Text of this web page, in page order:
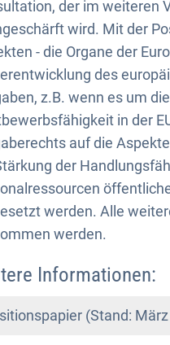
der im weiteren
wird. Mit der
- die Organe der
des
z.B. wenn es um
in der
auf die
der
werden. Alle
werden.
Informationen:
(Stand: